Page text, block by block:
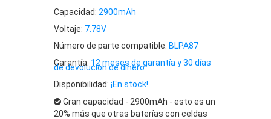
Capacidad: 2900mAh
Voltaje: 7.78V
Número de parte compatible: BLPA87
Garantía: 12 meses de garantía y 30 días
de devolución de dinero
Disponibilidad: ¡En stock!
Gran capacidad - 2900mAh - esto es un
20% más que otras baterías con celdas